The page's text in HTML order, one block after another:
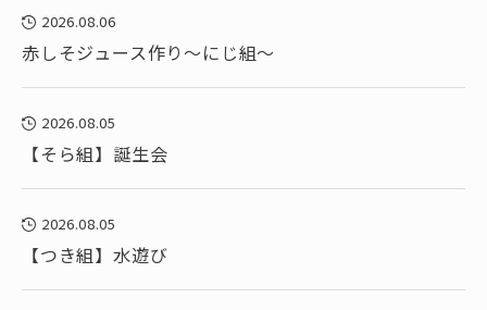
2026.08.06
赤しそジュース作り～にじ組～
2026.08.05
【そら組】誕生会
2026.08.05
【つき組】水遊び